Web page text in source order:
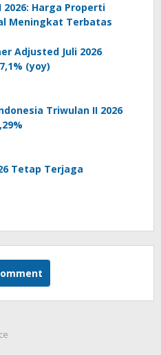
2026: Harga Properti
Meningkat Terbatas
Adjusted Juli 2026
(yoy)
Triwulan II 2026
Tetap Terjaga